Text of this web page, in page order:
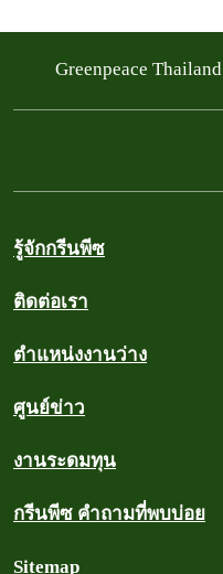
Greenpeace Thailand
รู้จักกรีนพีซ
ติดต่อเรา
ตำแหน่งงานว่าง
ศูนย์ข่าว
งานระดมทุน
กรีนพีซ คำถามที่พบบ่อย
Sitemap